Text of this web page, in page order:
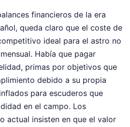
financieros de la era
queda claro que el coste de
ideal para el astro no
Había que pagar
primas por objetivos que
debido a su propia
para escuderos que
en el campo. Los
actual insisten en que el valor